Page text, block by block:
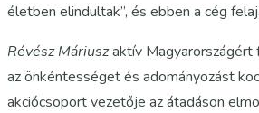
életben elindultak”, és ebben a cég
Révész Máriuszaktív Magyarországért
az önkéntességet és adományozást
akciócsoport vezetője az átadáson